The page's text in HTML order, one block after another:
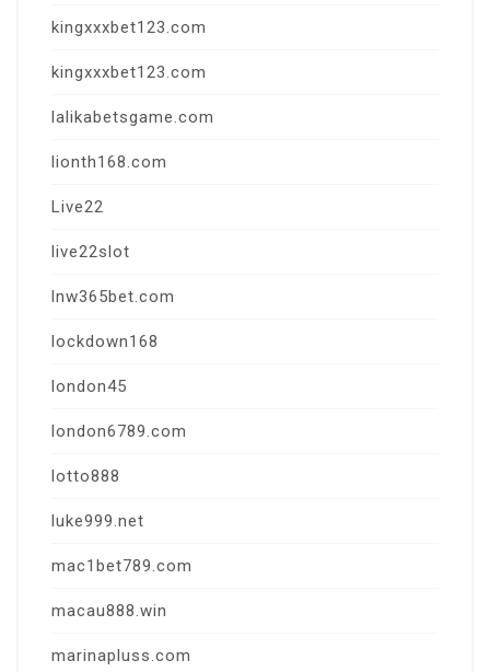
kingxxxbet123.com
kingxxxbet123.com
lalikabetsgame.com
lionth168.com
Live22
live22slot
lnw365bet.com
lockdown168
london45
london6789.com
lotto888
luke999.net
mac1bet789.com
macau888.win
marinapluss.com